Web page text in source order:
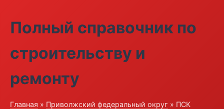
Полный справочник по
строительству и
ремонту
Главная » Приволжский федеральный округ » ПСК